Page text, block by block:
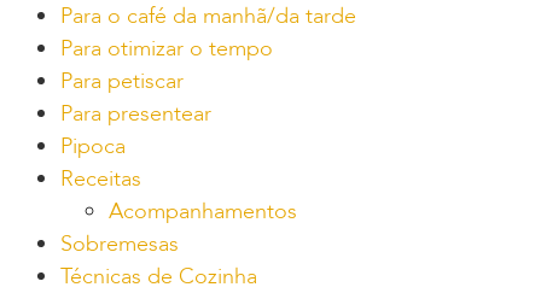
Para o café da manhã/da tarde
Para otimizar o tempo
Para petiscar
Para presentear
Pipoca
Receitas
Acompanhamentos
Sobremesas
Técnicas de Cozinha